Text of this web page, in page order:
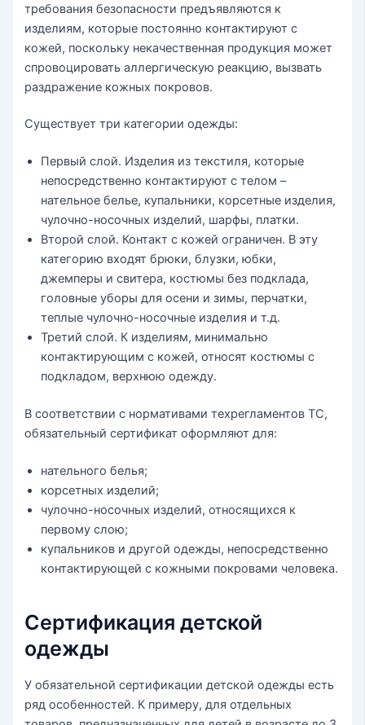
требования безопасности предъявляются к
изделиям, которые постоянно контактируют с
кожей, поскольку некачественная продукция может
спровоцировать аллергическую реакцию, вызвать
раздражение кожных покровов.
Существует три категории одежды:
Первый слой. Изделия из текстиля, которые
непосредственно контактируют с телом –
нательное белье, купальники, корсетные изделия,
чулочно-носочных изделий, шарфы, платки.
Второй слой. Контакт с кожей ограничен. В эту
категорию входят брюки, блузки, юбки,
джемперы и свитера, костюмы без подклада,
головные уборы для осени и зимы, перчатки,
теплые чулочно-носочные изделия и т.д.
Третий слой. К изделиям, минимально
контактирующим с кожей, относят костюмы с
подкладом, верхнюю одежду.
В соответствии с нормативами техрегламентов ТС,
обязательный сертификат оформляют для:
нательного белья;
корсетных изделий;
чулочно-носочных изделий, относящихся к
первому слою;
купальников и другой одежды, непосредственно
контактирующей с кожными покровами человека.
Сертификация детской
одежды
У обязательной сертификации детской одежды есть
ряд особенностей. К примеру, для отдельных